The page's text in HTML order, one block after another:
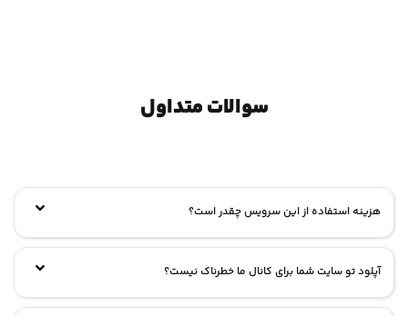
سوالات متداول
هزینه استفاده از این سرویس چقدر است؟
آپلود تو سایت شما برای کانال ما خطرناک نیست؟